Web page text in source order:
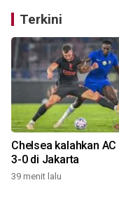
Terkini
Chelsea kalahkan
3-0 di Jakarta
39 menit lalu